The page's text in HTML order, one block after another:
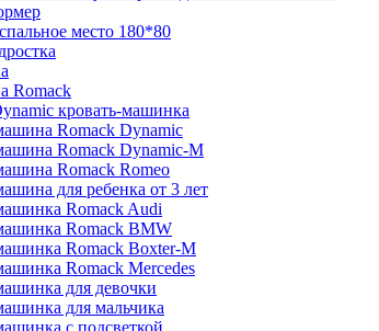
место 180*80
Romack
кровать-машинка
Romack Dynamic
Romack Dynamic-M
Romack Romeo
для ребенка от 3 лет
Romack Audi
Romack BMW
Romack Boxter-M
Romack Mercedes
для девочки
для мальчика
с подсветкой